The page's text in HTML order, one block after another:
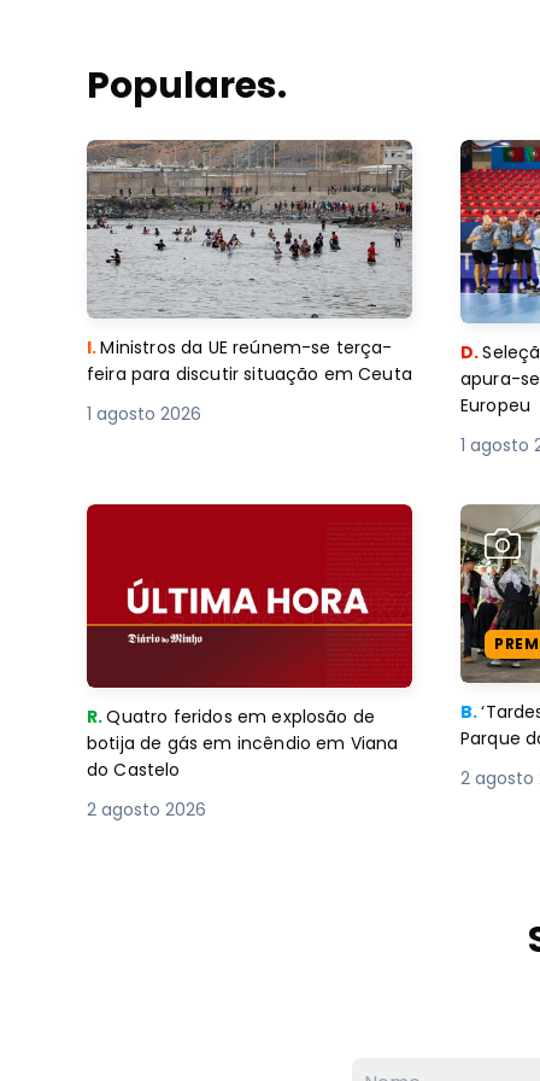
Populares.
I.Ministros da UE reúnem-se terça-
feira para discutir situação em Ceuta
1 agosto 2026
D.
apura-
Europeu
1 agosto
R.Quatro feridos em explosão de
botija de gás em incêndio em Viana
do Castelo
2 agosto 2026
B.
Parque
2 agosto